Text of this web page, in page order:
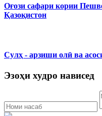
Оғози сафари кории
Қазоқистон
Сулҳ - арзиши олӣ ва
Эзоҳи худро нависед